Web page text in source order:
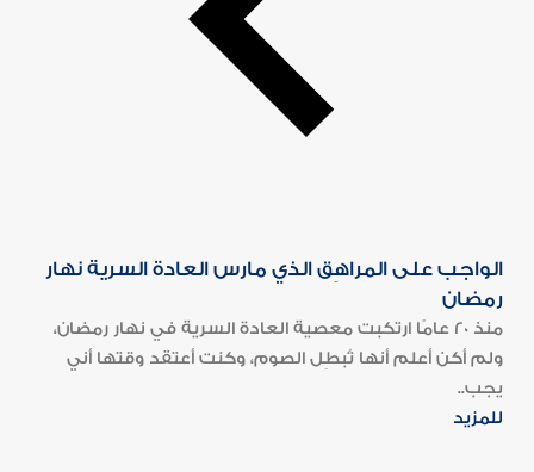
الواجب على المراهِق الذي مارس العادة السرية نهار
رمضان
منذ 20 عامًا ارتكبت معصية العادة السرية في نهار رمضان،
ولم أكن أعلم أنها تُبطِل الصوم، وكنت أعتقد وقتها أني
يجب..
للمزيد